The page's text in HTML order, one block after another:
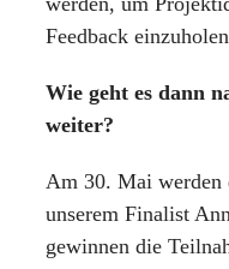
Feedback
Wie geht es dann
weiter?
Am 30. Mai werden
unserem Finalist
gewinnen die